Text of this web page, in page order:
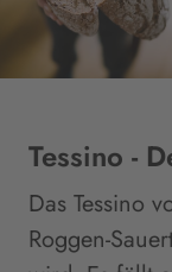
Tessino -
Das Tessino
Roggen-